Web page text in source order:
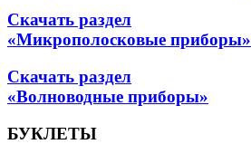
Скачать раздел
«Микрополосковые приборы»
Скачать раздел
«Волноводные приборы»
БУКЛЕТЫ